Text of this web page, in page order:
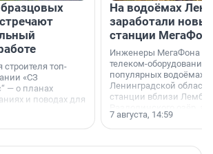
топ-
«СЗ
— о планах
и поводах для
На водоёмах
заработали
станции
Инженеры МегаФона
телеком-оборудование
популярных водоёмах
Ленинградской
станции вблизи
недалеко от Большого
водопада.
7 августа, 14:59